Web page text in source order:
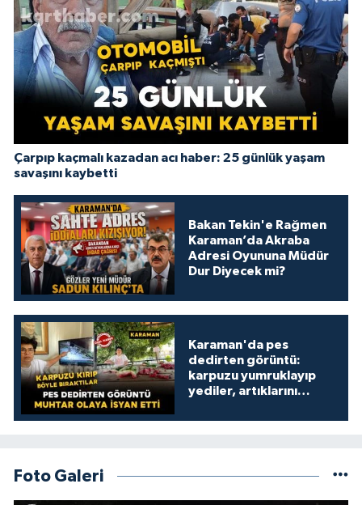
Çarpıp kaçmalı kazadan acı haber: 25 günlük yaşam
savaşını kaybetti
Bakan Tekin'e Rağmen
Karaman’da Akraba
Adresi Oyununa Müdür
Dur Diyecek mi?
Karaman'da pes
dedirten görüntü:
karpuzu yumruklayıp
yediler, artıklarını
Foto Galeri